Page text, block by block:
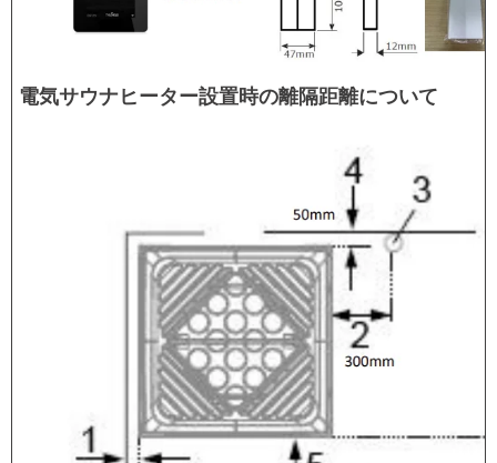
電気サウナヒーター設置時の離隔距離について